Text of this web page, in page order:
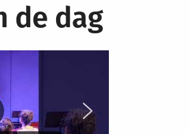
de dag